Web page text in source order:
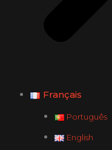
Français
Português
English